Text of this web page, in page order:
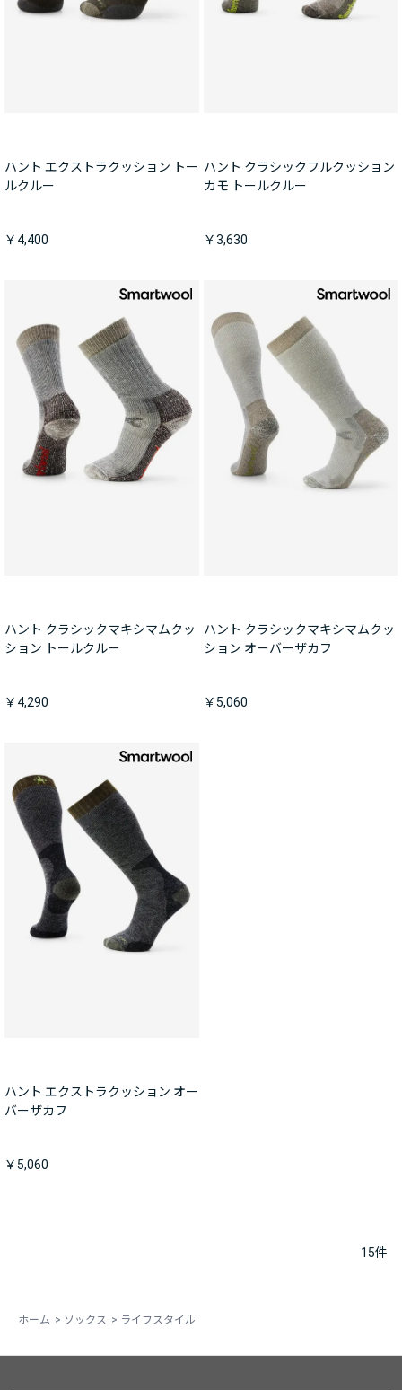
ハント エクストラクッション トー
ルクルー
￥4,400
ハント クラシックフルクッション
カモ トールクルー
￥3,630
ハント クラシックマキシマムクッ
ション トールクルー
￥4,290
ハント クラシックマキシマムクッ
ション オーバーザカフ
￥5,060
ハント エクストラクッション オー
バーザカフ
￥5,060
15件
ホーム > ソックス > ライフスタイル